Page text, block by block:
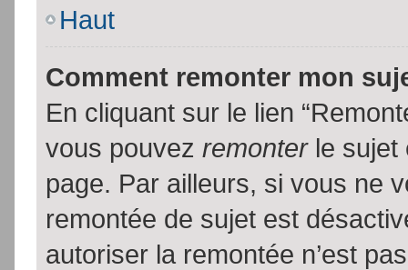
Haut
Comment remonter mon
En cliquant sur le lien
vous pouvez remonterle sujet
page. Par ailleurs, si vous ne
remontée de sujet est
autoriser la remontée n’est